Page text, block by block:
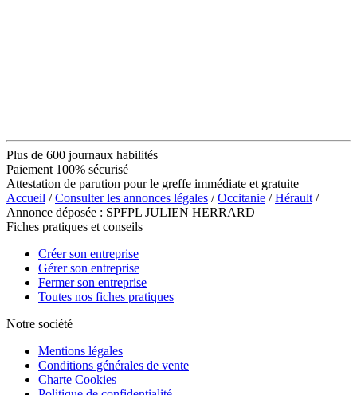
Plus de 600 journaux habilités
Paiement 100% sécurisé
Attestation de parution pour le greffe immédiate et gratuite
Accueil /Consulter les annonces légales /Occitanie /Hérault /
Annonce déposée : SPFPL JULIEN HERRARD
Fiches pratiques et conseils
Créer son entreprise
Gérer son entreprise
Fermer son entreprise
Toutes nos fiches pratiques
Notre société
Mentions légales
Conditions générales de vente
Charte Cookies